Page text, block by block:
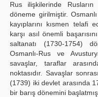
Rus ilişkilerinde
döneme girilmiştir.
kayıplarını kısmen telafi
karşı asıl önemli
saltanatı (1730-1754)
Osmanlı-Rus ve
savaşlar, taraflar
noktasıdır. Savaşlar
(1739) iki devlet arasında
bir barış dönemini